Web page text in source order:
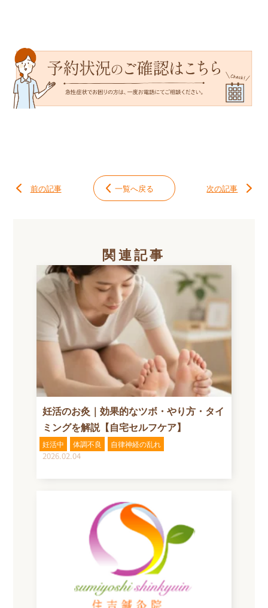
前の記事 一覧へ戻る 次の記事
関連記事
妊活のお灸｜効果的なツボ・やり方・タイ
ミングを解説【自宅セルフケア】
妊活中 体調不良 自律神経の乱れ
2026.02.04